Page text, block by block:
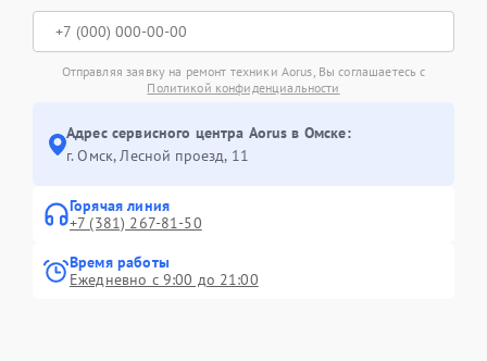
Отправляя заявку на ремонт техники Aorus, Вы соглашаетесь с
Политикой конфиденциальности
Адрес сервисного центра Aorus в Омске:
г. Омск, ​Лесной проезд, 11
Горячая линия
+7 (381) 267-81-50
Время работы
Ежедневно с 9:00 до 21:00